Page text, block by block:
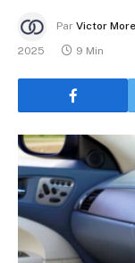
Par Victor
2025
9 Min